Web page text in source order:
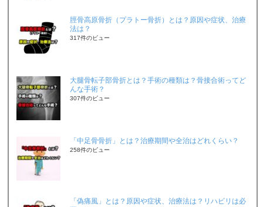
脛骨高原骨折（プラトー骨折）とは？原因や症状、治療
法は？
317件のビュー
大腿骨転子部骨折とは？手術の種類は？骨接合術ってど
んな手術？
307件のビュー
「中足骨骨折」とは？治療期間や全治はどれくらい？
258件のビュー
「偽痛風」とは？原因や症状、治療法は？リハビリは必